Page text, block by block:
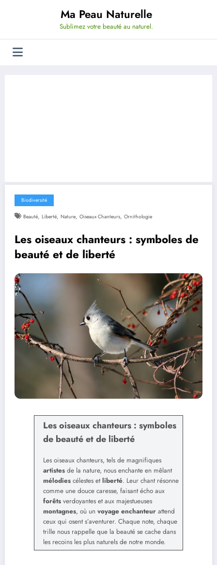
Ma Peau Naturelle
Sublimez votre beauté au naturel.
Biodiversité
Beauté, Liberté, Nature, Oiseaux Chanteurs, Ornithologie
Les oiseaux chanteurs : symboles de
beauté et de liberté
Les oiseaux chanteurs : symboles
de beauté et de liberté
Les oiseaux chanteurs, tels de magnifiques
artistes de la nature, nous enchante en mêlant
mélodies célestes et liberté. Leur chant résonne
comme une douce caresse, faisant écho aux
forêts verdoyantes et aux majestueuses
montagnes, où un voyage enchanteur attend
ceux qui osent s’aventurer. Chaque note, chaque
trille nous rappelle que la beauté se cache dans
les recoins les plus naturels de notre monde.